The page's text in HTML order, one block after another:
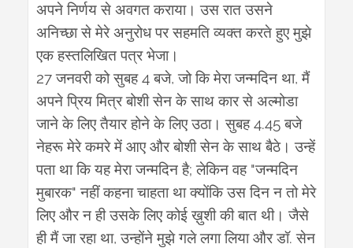
अपने निर्णय से अवगत कराया। उस रात उसने
अनिच्छा से मेरे अनुरोध पर सहमति व्यक्त करते हुए मुझे
एक हस्तलिखित पत्र भेजा।
27जनवरी को सुबह4बजे,जो कि मेरा जन्मदिन था,मैं
अपने प्रिय मित्र बोशी सेन के साथ कार से अल्मोडा
जाने के लिए तैयार होने के लिए उठा। सुबह4.45बजे
नेहरू मेरे कमरे में आए और बोशी सेन के साथ बैठे। उन्हें
पता था कि यह मेरा जन्मदिन है;लेकिन वह"जन्मदिन
मुबारक"नहीं कहना चाहता था क्योंकि उस दिन न तो मेरे
लिए और न ही उसके लिए कोई ख़ुशी की बात थी। जैसे
ही मैं जा रहा था,उन्होंने मुझे गले लगा लिया और डॉ.सेन